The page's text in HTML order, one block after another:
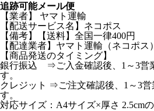
追跡可能メール便
【業者】 ヤマト運輸
【配送サービス名】ネコポス
【備考】【送料】全国一律400円
【配達業者】ヤマト運輸（ネコポス）
【商品発送のタイミング】
銀行振込 ⇒ご入金確認後、1～3営
す。
クレジット ⇒ご注文確認後、1～3営
す。
対応サイズ：A4サイズ×厚さ 2.5cm